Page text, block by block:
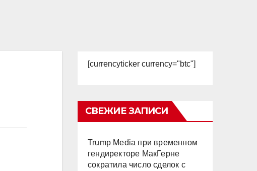
[currencyticker currency="btc"]
СВЕЖИЕ ЗАПИСИ
Trump Media при временном
гендиректоре МакГерне
сократила число сделок с